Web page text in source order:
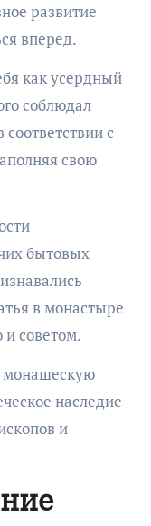
развитие
вперед.
как усердный
соблюдал
с
свою
бытовых
в монастыре
советом.
монашескую
наследие
и